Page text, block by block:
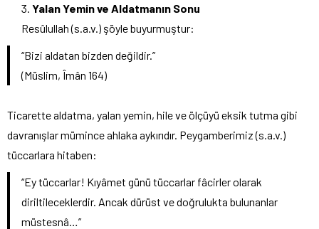
Yalan Yemin ve Aldatmanın Sonu
Resûlullah (s.a.v.) şöyle buyurmuştur:
“Bizi aldatan bizden değildir.”
(Müslim, Îmân 164)
Ticarette aldatma, yalan yemin, hile ve ölçüyü eksik tutma gibi
davranışlar mümince ahlaka aykırıdır. Peygamberimiz (s.a.v.)
tüccarlara hitaben:
“Ey tüccarlar! Kıyâmet günü tüccarlar fâcirler olarak
diriltileceklerdir. Ancak dürüst ve doğrulukta bulunanlar
müstesnâ…”